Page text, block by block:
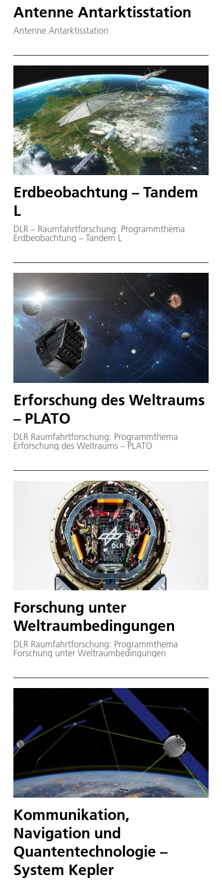
Antenne Antarktisstation
Antenne Antarktisstation
Erdbeobachtung – Tandem
L
DLR – Raumfahrtforschung: Programmthema
Erdbeobachtung – Tandem L
Erforschung des Weltraums
– PLATO
DLR Raumfahrtforschung: Programmthema
Erforschung des Weltraums – PLATO
Forschung unter
Weltraumbedingungen
DLR Raumfahrtforschung: Programmthema
Forschung unter Weltraumbedingungen
Kommunikation,
Navigation und
Quantentechnologie –
System Kepler